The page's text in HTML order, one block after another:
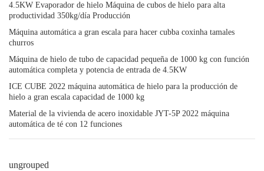
4.5KW Evaporador de hielo Máquina de cubos de hielo para alta
productividad 350kg/día Producción
Máquina automática a gran escala para hacer cubba coxinha tamales
churros
Máquina de hielo de tubo de capacidad pequeña de 1000 kg con función
automática completa y potencia de entrada de 4.5KW
ICE CUBE 2022 máquina automática de hielo para la producción de
hielo a gran escala capacidad de 1000 kg
Material de la vivienda de acero inoxidable JYT-5P 2022 máquina
automática de té con 12 funciones
ungrouped